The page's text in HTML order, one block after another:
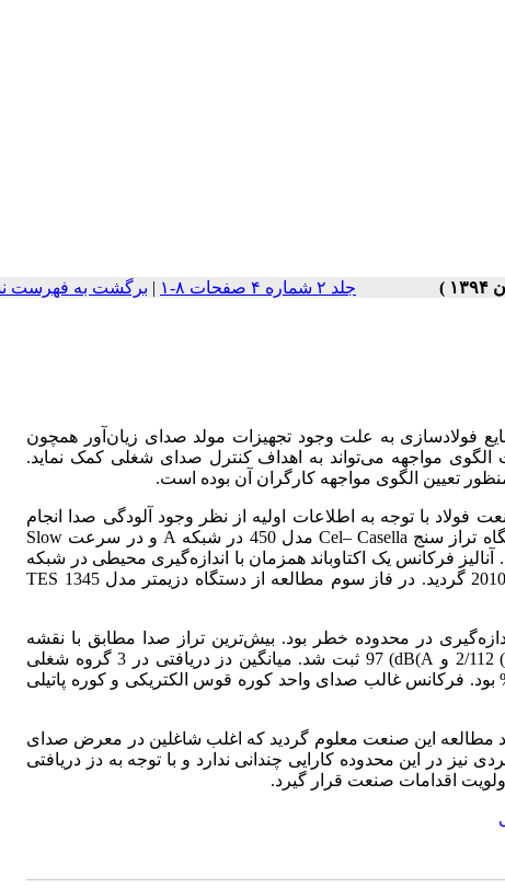
جلد ۲ شماره ۴ صفحات ۸-۱ | برگشت به فهرست
فولادسازی به علت وجود تجهیزات مولد صدای زیان آور همچون
الگوی مواجهه میتواند به اهداف کنترل صدای شغلی کمک نماید.
تعیین الگوی مواجهه کارگران آن بوده است.
با توجه به اطلاعات اولیه از نظر وجود آلودگی صدا انجام
Casella
–
Cel مدل 450 در شبکه A و در سرعت Slow
آنالیز فرکانس یک اکتاوباند همزمان با اندازهگیری محیطی در شبکه
TES 1345
گیری در محدوده خطر بود. بیشترین تراز صدا مطابق با نقشه
) 2/112 و dB(A
) 97 ثبت شد. میانگین دز دریافتی در 3 گروه شغلی
به ترتیب برابر با 2133 %، 514%، 577% بود. فرکانس غالب صدای واحد کوره قوس الکتریکی و کوره پاتیلی
مطالعه این صنعت معلوم گردید که اغلب شاغلین در معرض صدای
نیز در این محدوده کارایی چندانی ندارد و با توجه به دز دریافتی